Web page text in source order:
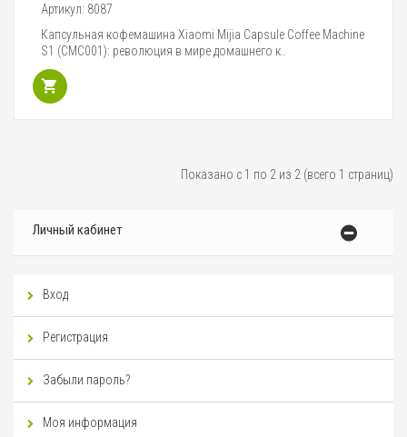
Артикул: 8087
Капсульная кофемашина Xiaomi Mijia Capsule Coffee Machine
S1 (CMC001): революция в мире домашнего к..
Показано с 1 по 2 из 2 (всего 1 страниц)
Личный кабинет
Вход
Регистрация
Забыли пароль?
Моя информация